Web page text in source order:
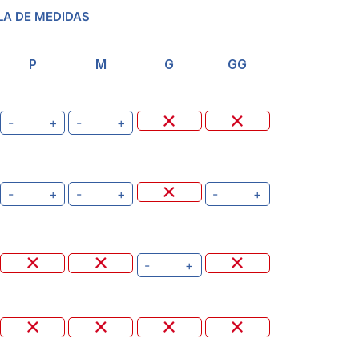
DE MEDIDAS
P M G GG
- + - +
- + - + - +
- +